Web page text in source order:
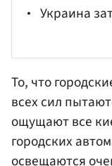
Украина
То, что
всех сил
ощущают все
городских
освещаются